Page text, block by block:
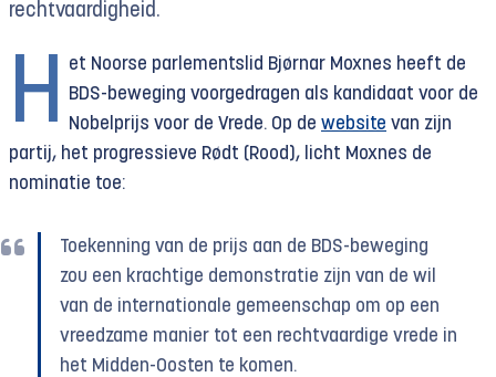
rechtvaardigheid.
H
et Noorse parlementslid Bjørnar Moxnes heeft de
BDS-beweging voorgedragen als kandidaat voor de
Nobelprijs voor de Vrede. Op de website van zijn
partij, het progressieve Rødt (Rood), licht Moxnes de
nominatie toe:
Toekenning van de prijs aan de BDS-beweging
zou een krachtige demonstratie zijn van de wil
van de internationale gemeenschap om op een
vreedzame manier tot een rechtvaardige vrede in
het Midden-Oosten te komen.